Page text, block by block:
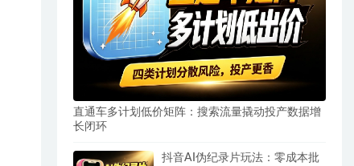
直通车多计划低价矩阵：搜索流量撬动投产数据增
长闭环
抖音AI伪纪录片玩法：零成本批